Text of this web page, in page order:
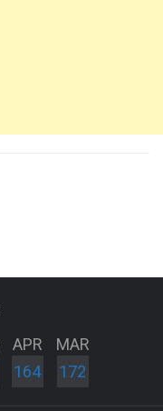
APR
164
MAR
172